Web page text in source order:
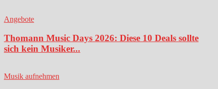
Angebote
Thomann Music Days 2026: Diese 10 Deals sollte
sich kein Musiker...
Musik aufnehmen